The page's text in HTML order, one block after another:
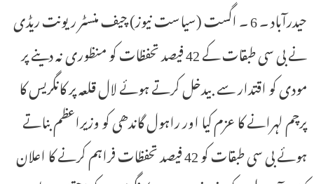
حیدرآباد ۔ 6 ۔ اگست (سیاست نیوز) چیف منسٹر ریونت ریڈی
نے بی سی طبقات کے 42 فیصد تحفظات کو منظوری نہ دینے پر
مودی کو اقتدار سے بیدخل کرتے ہوئے لال قلعہ پر کانگریس کا
پرچم لہرانے کا عزم کیا اور راہول گاندھی کو وزیراعظم بناتے
ہوئے بی سی طبقات کو 42 فیصد تحفظات فراہم کرنے کا اعلان